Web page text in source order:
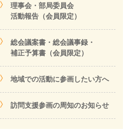
理事会・部局委員会
活動報告（会員限定）
総会議案書・総会議事録・
補正予算書（会員限定）
地域での活動に参画したい方へ
訪問支援参画の周知のお知らせ